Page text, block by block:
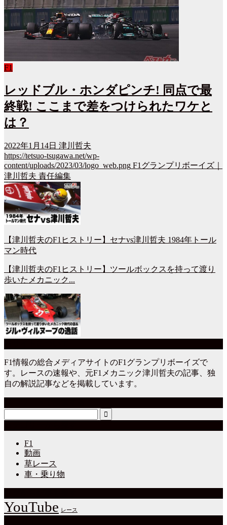
F1
レッドブル・ホンダピンチ! 同点で最
終戦! ここまで差をつけられたワケと
は？
2022年1月14日 津川哲夫
https://tetsuo-tsugawa.net/wp-
content/uploads/2023/03/logo_web.png F1グランプリボーイズ｜
津川哲夫 責任編集
【津川哲夫のF1ヒストリー】セナvs津川哲夫 1984年トール
マン時代
【津川哲夫のF1ヒストリー】ツールボックスを持って渡り
歩いたメカニック...
F1情報の総合メディアサイトのF1グランプリボーイズで
す。レースの速報や、元F1メカニック津川哲夫の記事、独
自の解説記事などを掲載しています。
F1
動画
草レース
車・乗り物
YouTube レース